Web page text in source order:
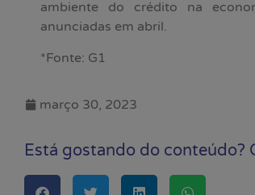
ambiente do crédito na
anunciadas em abril.
*Fonte: G1
março 30, 2023
Está gostando do conteúdo?